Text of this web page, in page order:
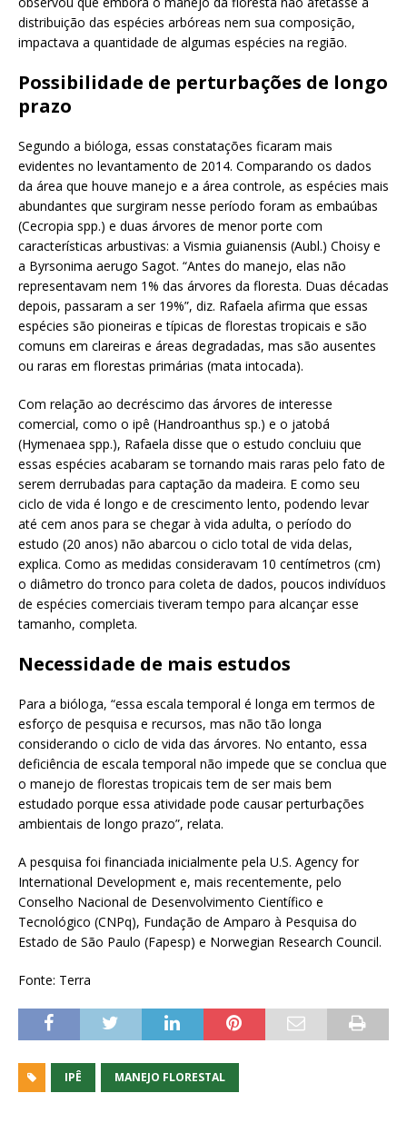
distribuição das espécies arbóreas nem sua composição,
impactava a quantidade de algumas espécies na região.
Possibilidade de perturbações de longo
prazo
Segundo a bióloga, essas constatações ficaram mais
evidentes no levantamento de 2014. Comparando os dados
da área que houve manejo e a área controle, as espécies mais
abundantes que surgiram nesse período foram as embaúbas
(Cecropia spp.) e duas árvores de menor porte com
características arbustivas: a Vismia guianensis (Aubl.) Choisy e
a Byrsonima aerugo Sagot. “Antes do manejo, elas não
representavam nem 1% das árvores da floresta. Duas décadas
depois, passaram a ser 19%”, diz. Rafaela afirma que essas
espécies são pioneiras e típicas de florestas tropicais e são
comuns em clareiras e áreas degradadas, mas são ausentes
ou raras em florestas primárias (mata intocada).
Com relação ao decréscimo das árvores de interesse
comercial, como o ipê (Handroanthus sp.) e o jatobá
(Hymenaea spp.), Rafaela disse que o estudo concluiu que
essas espécies acabaram se tornando mais raras pelo fato de
serem derrubadas para captação da madeira. E como seu
ciclo de vida é longo e de crescimento lento, podendo levar
até cem anos para se chegar à vida adulta, o período do
estudo (20 anos) não abarcou o ciclo total de vida delas,
explica. Como as medidas consideravam 10 centímetros (cm)
o diâmetro do tronco para coleta de dados, poucos indivíduos
de espécies comerciais tiveram tempo para alcançar esse
tamanho, completa.
Necessidade de mais estudos
Para a bióloga, “essa escala temporal é longa em termos de
esforço de pesquisa e recursos, mas não tão longa
considerando o ciclo de vida das árvores. No entanto, essa
deficiência de escala temporal não impede que se conclua que
o manejo de florestas tropicais tem de ser mais bem
estudado porque essa atividade pode causar perturbações
ambientais de longo prazo”, relata.
A pesquisa foi financiada inicialmente pela U.S. Agency for
International Development e, mais recentemente, pelo
Conselho Nacional de Desenvolvimento Científico e
Tecnológico (CNPq), Fundação de Amparo à Pesquisa do
Estado de São Paulo (Fapesp) e Norwegian Research Council.
Fonte: Terra
IPÊ MANEJO FLORESTAL